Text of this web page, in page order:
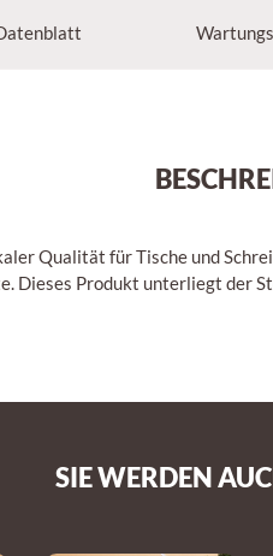
Qualität für Tische und
Dieses Produkt unterliegt der
SIE WERDEN